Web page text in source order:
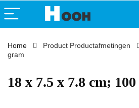
Home Product Productafmetingen
gram
‎18 x 7.5 x 7.8 cm;